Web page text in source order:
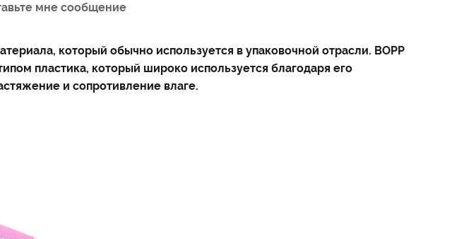
мне сообщение
который обычно используется в упаковочной отрасли. BOPP
пластика, который широко используется благодаря его
и сопротивление влаге.